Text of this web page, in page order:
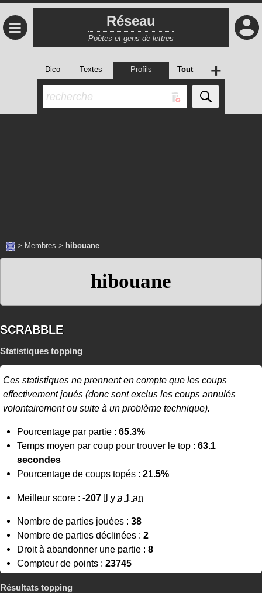
≡ Réseau
Poètes et gens de lettres
Dico Textes Profils Tout +
> Membres > hibouane
hibouane
SCRABBLE
Statistiques topping
Ces statistiques ne prennent en compte que les coups
effectivement joués (donc sont exclus les coups annulés
volontairement ou suite à un problème technique).
Pourcentage par partie : 65.3%
Temps moyen par coup pour trouver le top : 63.1
secondes
Pourcentage de coups topés : 21.5%
Meilleur score : -207 Il y a 1 an
Nombre de parties jouées : 38
Nombre de parties déclinées : 2
Droit à abandonner une partie : 8
Compteur de points : 23745
Résultats topping